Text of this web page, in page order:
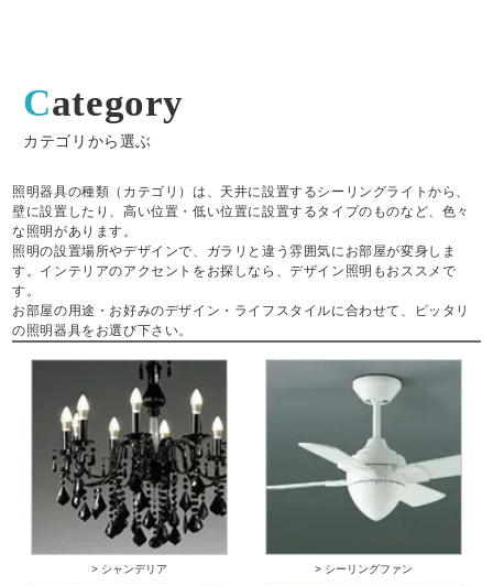
Category
カテゴリから選ぶ
照明器具の種類（カテゴリ）は、天井に設置するシーリングライトから、
壁に設置したり、高い位置・低い位置に設置するタイプのものなど、色々
な照明があります。
照明の設置場所やデザインで、ガラリと違う雰囲気にお部屋が変身しま
す。インテリアのアクセントをお探しなら、デザイン照明もおススメで
す。
お部屋の用途・お好みのデザイン・ライフスタイルに合わせて、ピッタリ
の照明器具をお選び下さい。
> シャンデリア > シーリングファン